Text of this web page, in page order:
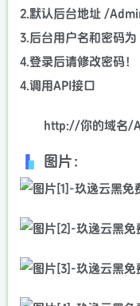
2.默认后台地址 /
3.后台用户名和密码
4.登录后请修改密码！
4.调用API接口
http://你的域名/
图片：